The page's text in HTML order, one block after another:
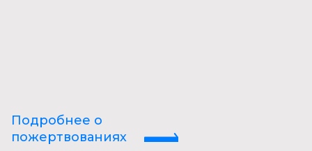
Подробнее о
пожертвованиях